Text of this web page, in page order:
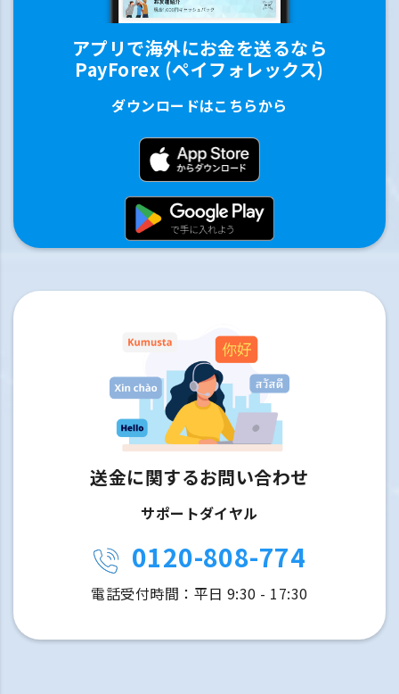
アプリで海外にお金を送るなら
PayForex (ペイフォレックス)
ダウンロードはこちらから
送金に関するお問い合わせ
サポートダイヤル
0120-808-774
電話受付時間：平日 9:30 - 17:30